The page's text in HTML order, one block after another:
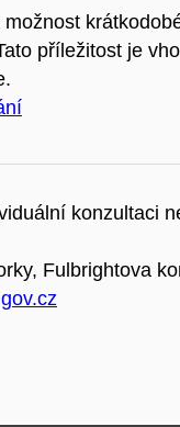
příležitost je
konzultaci
Fulbrightova